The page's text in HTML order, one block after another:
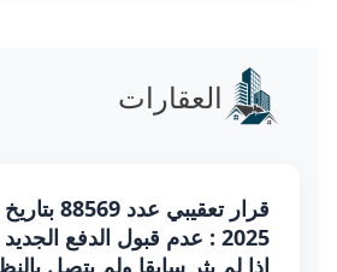
العقارات
2025 : عدم قبول الدفع
إذا لم يثر سابقا ولم يتصل